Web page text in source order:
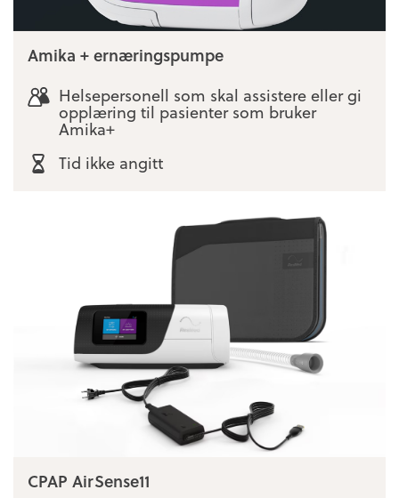
Amika + ernæringspumpe
Helsepersonell som skal assistere eller gi
opplæring til pasienter som bruker
Amika+
Tid ikke angitt
CPAP AirSense11